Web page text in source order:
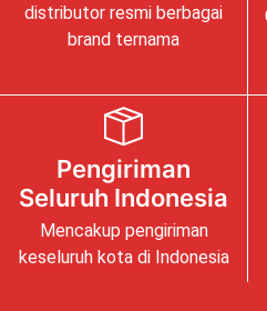
distributor resmi berbagai
brand ternama
Pengiriman
Seluruh Indonesia
Mencakup pengiriman
keseluruh kota di Indonesia